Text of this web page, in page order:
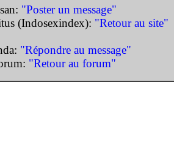
"Poster un message"
(Indosexindex): "Retour au site"
"Répondre au message"
"Retour au forum"